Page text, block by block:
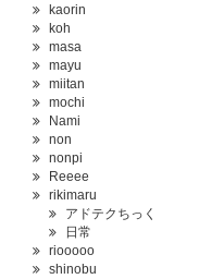
kaorin
koh
masa
mayu
miitan
mochi
Nami
non
nonpi
Reeee
rikimaru
アドテクちっく
日常
riooooo
shinobu